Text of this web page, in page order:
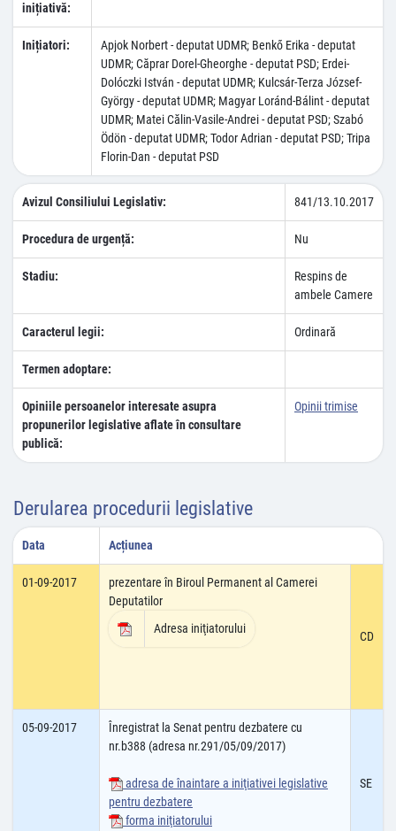
inițiativă:
Inițiatori:
Apjok Norbert - deputat UDMR; Benkő Erika - deputat
UDMR; Căprar Dorel-Gheorghe - deputat PSD; Erdei-
Dolóczki István - deputat UDMR; Kulcsár-Terza József-
György - deputat UDMR; Magyar Loránd-Bálint - deputat
UDMR; Matei Călin-Vasile-Andrei - deputat PSD; Szabó
Ödön - deputat UDMR; Todor Adrian - deputat PSD; Tripa
Florin-Dan - deputat PSD
Avizul Consiliului Legislativ: 841/13.10.2017
Procedura de urgență: Nu
Stadiu:
Respins de
ambele Camere
Caracterul legii: Ordinară
Termen adoptare:
Opiniile persoanelor interesate asupra
propunerilor legislative aflate în consultare
publică:
Opinii trimise
Derularea procedurii legislative
Data Acțiunea
01-09-2017
prezentare în Biroul Permanent al Camerei
Deputatilor
Adresa iniţiatorului
CD
05-09-2017
Înregistrat la Senat pentru dezbatere cu
nr.b388 (adresa nr.291/05/09/2017)
adresa de înaintare a iniţiativei legislative
pentru dezbatere
forma iniţiatorului
SE